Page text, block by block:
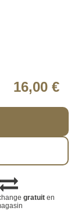
16,00 €
gratuit en